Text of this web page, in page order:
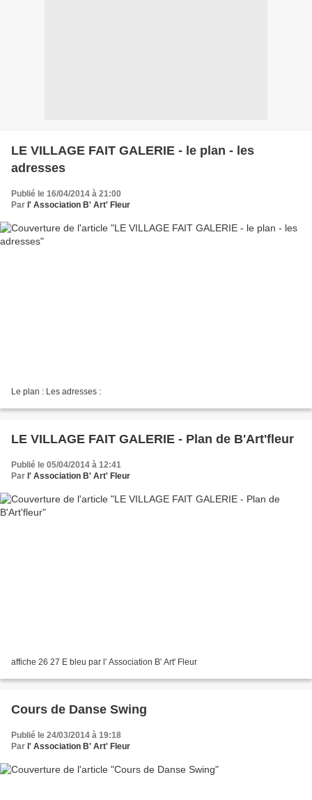
LE VILLAGE FAIT GALERIE - le plan - les
adresses
Publié le 16/04/2014 à 21:00
Par l' Association B' Art' Fleur
Le plan : Les adresses :
LE VILLAGE FAIT GALERIE - Plan de B'Art'fleur
Publié le 05/04/2014 à 12:41
Par l' Association B' Art' Fleur
affiche 26 27 E bleu par l' Association B' Art' Fleur
Cours de Danse Swing
Publié le 24/03/2014 à 19:18
Par l' Association B' Art' Fleur